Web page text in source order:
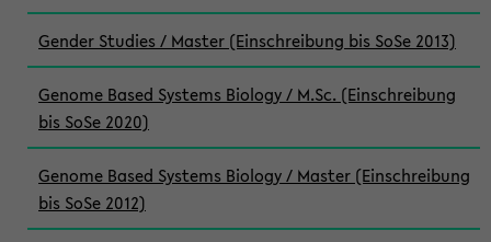
Gender Studies / Master (Einschreibung bis SoSe 2013)
Genome Based Systems Biology / M.Sc. (Einschreibung
bis SoSe 2020)
Genome Based Systems Biology / Master (Einschreibung
bis SoSe 2012)